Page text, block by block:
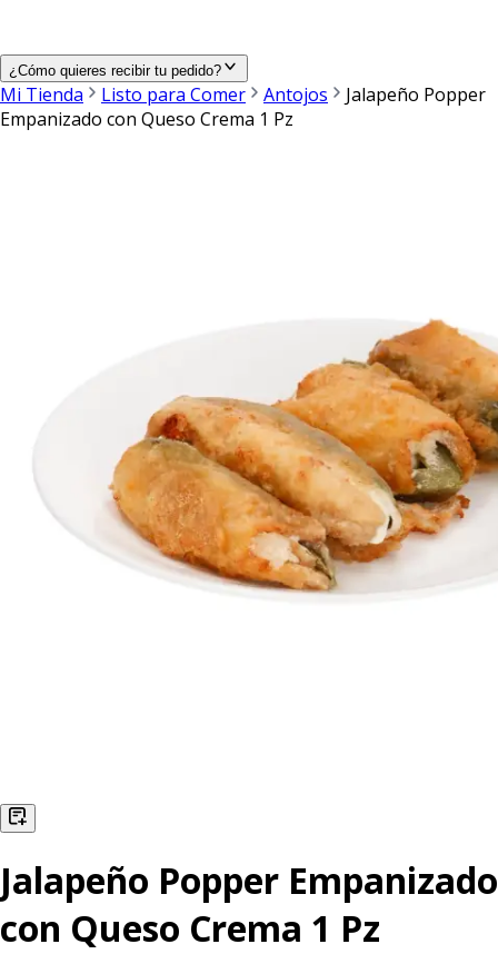
¿Cómo quieres recibir tu pedido?
Mi Tienda Listo para Comer Antojos
Jalapeño Popper
Empanizado con Queso Crema 1 Pz
Jalapeño Popper Empanizado
con Queso Crema 1 Pz